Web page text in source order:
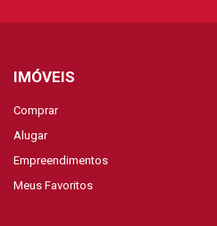
IMÓVEIS
Comprar
Alugar
Empreendimentos
Meus Favoritos